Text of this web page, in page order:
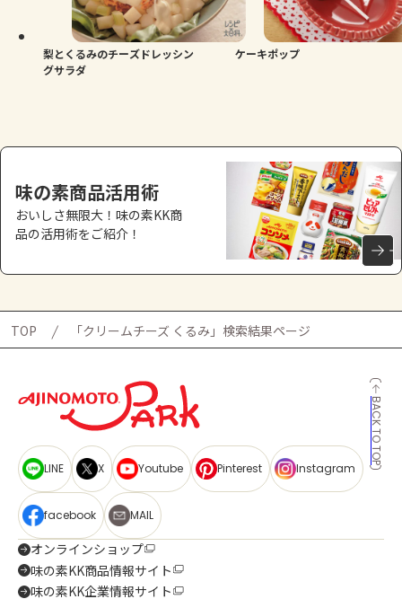
梨とくるみのチーズドレッシン
グサラダ
ケーキポップ
味の素商品活用術
おいしさ無限大！味の素KK商
品の活用術をご紹介！
TOP 「クリームチーズ くるみ」検索結果ページ
BACK TO TOP
LINE X Youtube Pinterest Instagram
facebook MAIL
オンラインショップ
味の素KK商品情報サイト
味の素KK企業情報サイト